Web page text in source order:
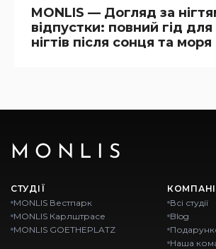
MONLIS — Догляд за
відпустки: повний гід
нігтів після сонця та моря
MONLIS
СТУДІЇ
MONLIS Вестпарк
MONLIS Карлштрасе
MONLIS GOETHEPLATZ
Всі студії
Blog
Наша